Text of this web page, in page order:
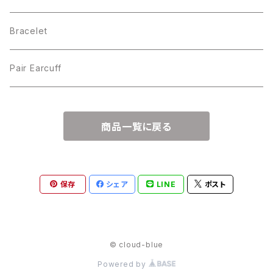
Bracelet
Pair Earcuff
商品一覧に戻る
保存 シェア LINE ポスト
© cloud-blue
Powered by